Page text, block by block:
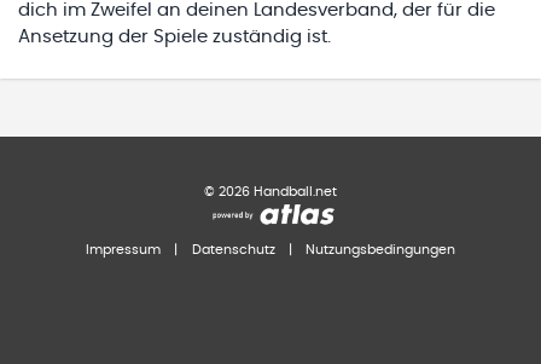
dich im Zweifel an deinen Landesverband, der für die
Ansetzung der Spiele zuständig ist.
© 2026 Handball.net
Impressum Datenschutz Nutzungsbedingungen